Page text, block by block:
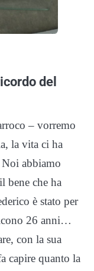
del
– vorremo
la vita ci ha
abbiamo
bene che ha
è stato per
26 anni…
con la sua
capire quanto la